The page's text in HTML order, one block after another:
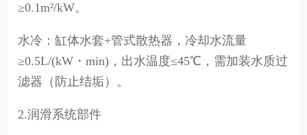
≥0.1m²/kW。
水冷：缸体水套+管式散热器，冷却水流量
≥0.5L/(kW・min)，出水温度≤45℃，需加装水质过
滤器（防止结垢）。
2.润滑系统部件